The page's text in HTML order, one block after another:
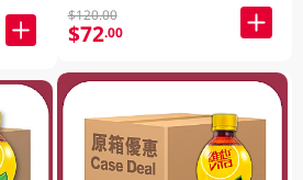
$120.00
$72.00